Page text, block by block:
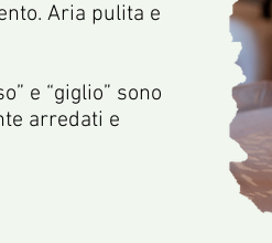
Aria pulita e
e “giglio” sono
arredati e